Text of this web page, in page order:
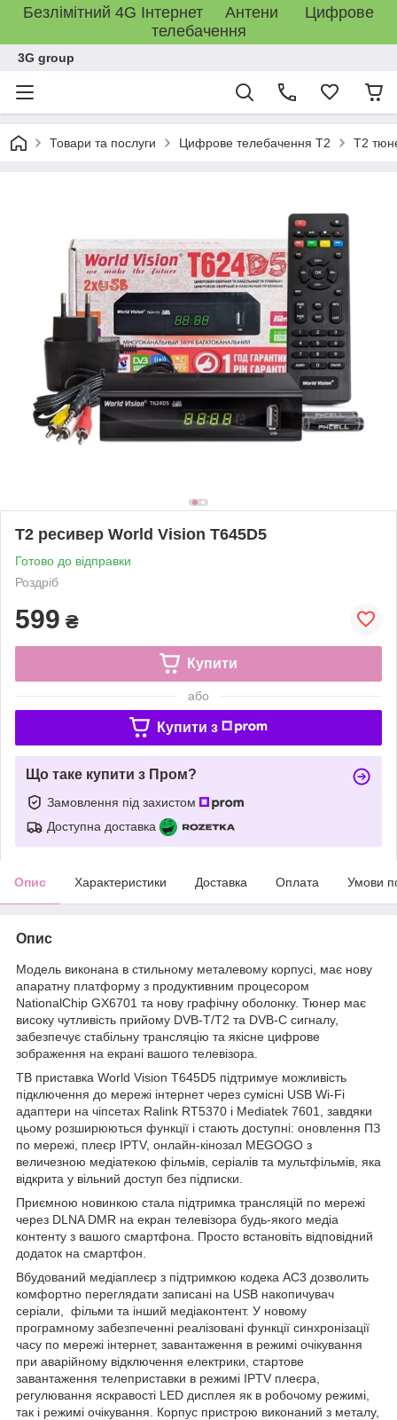
Безлімітний 4G Інтернет Антени Цифрове
телебачення
3G group
Товари та послуги Цифрове телебачення T2 T2
Т2 ресивер World Vision T645D5
Готово до відправки
Роздріб
599 ₴
Купити
або
Купити з
Що таке купити з Пром?
Замовлення під захистом
Доступна доставка
Опис Характеристики Доставка Оплата Умови
Опис
Модель виконана в стильному металевому корпусі, має нову
апаратну платформу з продуктивним процесором
NationalChip GX6701 та нову графічну оболонку. Тюнер має
високу чутливість прийому DVB-T/T2 та DVB-C сигналу,
забезпечує стабільну трансляцію та якісне цифрове
зображення на екрані вашого телевізора.
ТВ приставка World Vision T645D5 підтримуе можливість
підключення до мережі інтернет через сумісні USB Wi-Fi
адаптери на чіпсетах Ralink RT5370 і Mediatek 7601, завдяки
цьому розширюються функції і стають доступні: оновлення ПЗ
по мережі, плеєр IPTV, онлайн-кінозал MEGOGO з
величезною медіатекою фільмів, серіалів та мультфільмів, яка
відкрита у вільний доступ без підписки.
Приємною новинкою стала підтримка трансляцій по мережі
через DLNA DMR на екран телевізора будь-якого медіа
контенту з вашого смартфона. Просто встановіть відповідний
додаток на смартфон.
Вбудований медіаплеєр з підтримкою кодека AC3 дозволить
комфортно переглядати записані на USB накопичувач
серіали, фільми та інший медіаконтент. У новому
програмному забезпеченні реалізовані функції синхронізації
часу по мережі інтернет, завантаження в режимі очікування
при аварійному відключення електрики, стартове
завантаження телеприставки в режимі IPTV плеєра,
регулювання яскравості LED дисплея як в робочому режимі,
так і режимі очікування. Корпус пристрою виконаний з металу,